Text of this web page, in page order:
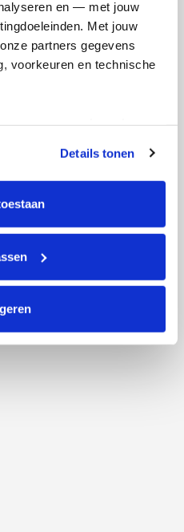
en — met jouw
Met jouw
partners gegevens
voorkeuren en technische
op elk moment wijzigen of
onderaan de pagina. De
het tabblad “details”.
Details tonen
nu
€33